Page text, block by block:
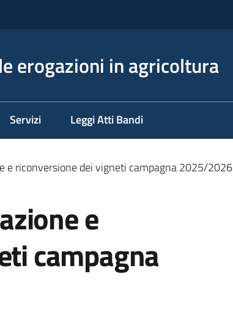
erogazioni in agricoltura
Servizi Leggi Atti Bandi
e riconversione dei vigneti campagna 2025/2026
e
campagna